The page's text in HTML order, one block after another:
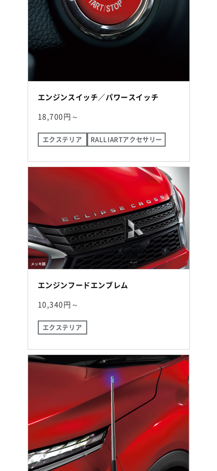
エンジンスイッチ／パワースイッチ
18,700円～
エクステリア RALLIARTアクセサリー
エンジンフードエンブレム
10,340円～
エクステリア